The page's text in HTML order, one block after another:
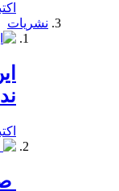
اکتبر
نشریات
اکتبر